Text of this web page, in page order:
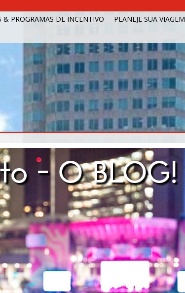
& PROGRAMAS DE INCENTIVO PLANEJE SUA VIAGEM
- O BLOG!